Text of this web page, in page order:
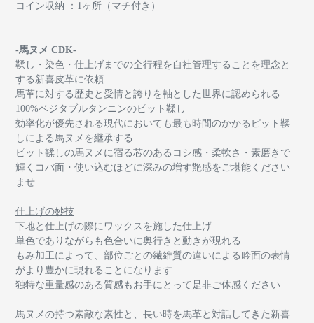
コイン収納 ：1ヶ所（マチ付き）
-馬ヌメ CDK-
鞣し・染色・仕上げまでの全行程を自社管理することを理念と
する新喜皮革に依頼
馬革に対する歴史と愛情と誇りを軸とした世界に認められる
100%ベジタブルタンニンのピット鞣し
効率化が優先される現代においても最も時間のかかるピット鞣
しによる馬ヌメを継承する
ピット鞣しの馬ヌメに宿る芯のあるコシ感・柔軟さ・素磨きで
輝くコバ面・使い込むほどに深みの増す艶感をご堪能ください
ませ
仕上げの妙技
下地と仕上げの際にワックスを施した仕上げ
単色でありながらも色合いに奥行きと動きが現れる
もみ加工によって、部位ごとの繊維質の違いによる吟面の表情
がより豊かに現れることになります
独特な重量感のある質感もお手にとって是非ご体感ください
馬ヌメの持つ素敵な素性と、長い時を馬革と対話してきた新喜